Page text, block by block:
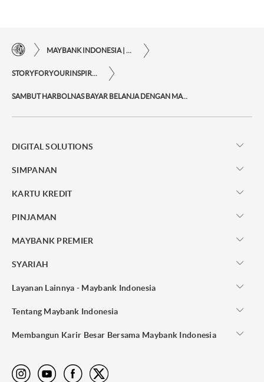
MAYBANK INDONESIA | KEMUDAHAN TRANSAKSI FINANSIAL DI UJUNG JARI ANDA
STORYFORYOURINSPIRATIONPERSONAL
SAMBUT HARBOLNAS BAYAR BELANJA DENGAN MAYBANK VIRTUAL ACCOUNT ATAU TOP UP E-WALLET VIA M2U ID APP
DIGITAL SOLUTIONS
SIMPANAN
KARTU KREDIT
PINJAMAN
MAYBANK PREMIER
SYARIAH
Layanan Lainnya - Maybank Indonesia
Tentang Maybank Indonesia
Membangun Karir Besar Bersama Maybank Indonesia